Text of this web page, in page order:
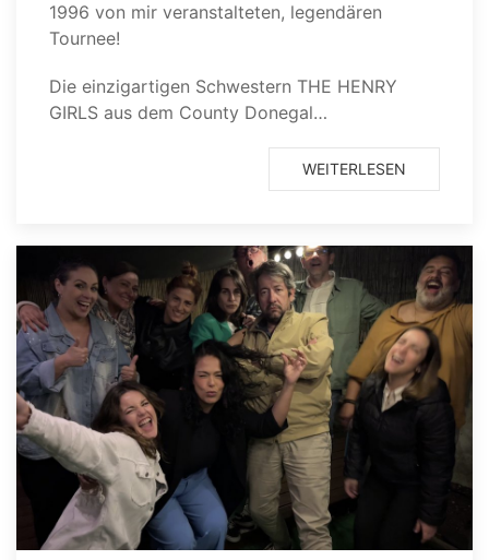
1996 von mir veranstalteten, legendären
Tournee!
Die einzigartigen Schwestern THE HENRY
GIRLS aus dem County Donegal…
WEITERLESEN